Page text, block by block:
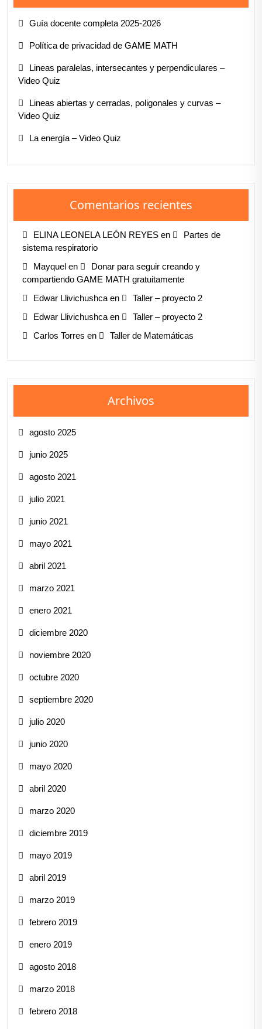
Guía docente completa 2025-2026
Política de privacidad de GAME MATH
Lineas paralelas, intersecantes y perpendiculares –
Video Quiz
Lineas abiertas y cerradas, poligonales y curvas –
Video Quiz
La energía – Video Quiz
Comentarios recientes
ELINA LEONELA LEÓN REYES en
Partes de
sistema respiratorio
Mayquel en
Donar para seguir creando y
compartiendo GAME MATH gratuitamente
Edwar Llivichushca en
Taller – proyecto 2
Edwar Llivichushca en
Taller – proyecto 2
Carlos Torres en Taller de Matemáticas
Archivos
agosto 2025
junio 2025
agosto 2021
julio 2021
junio 2021
mayo 2021
abril 2021
marzo 2021
enero 2021
diciembre 2020
noviembre 2020
octubre 2020
septiembre 2020
julio 2020
junio 2020
mayo 2020
abril 2020
marzo 2020
diciembre 2019
mayo 2019
abril 2019
marzo 2019
febrero 2019
enero 2019
agosto 2018
marzo 2018
febrero 2018